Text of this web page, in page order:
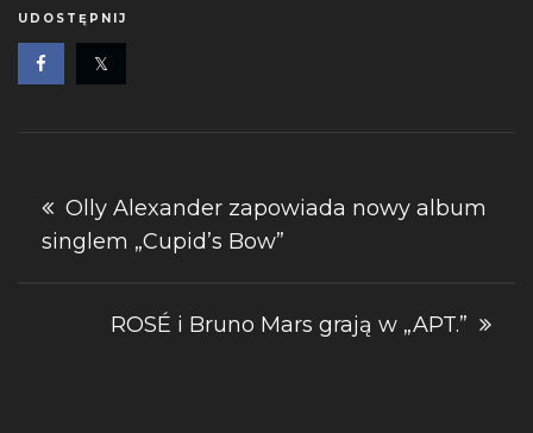
UDOSTĘPNIJ
Nawigacja
wpisu
Olly Alexander zapowiada nowy album
singlem „Cupid’s Bow”
ROSÉ i Bruno Mars grają w „APT.”